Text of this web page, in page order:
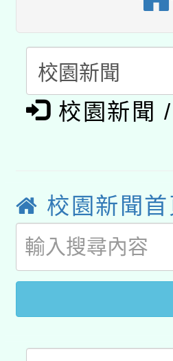
本館辦理
暨閱讀推
科技賦能─
礎課程
A3數位素
「數位內
業技術研
用水績優
115年8月
桃園市孔
開 智慧啟
2026年桃
校園新聞 /
校園新聞